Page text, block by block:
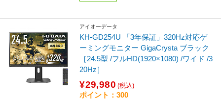
アイオーデータ
KH-GD254U 「3年保証」320Hz対応ゲ
ーミングモニター GigaCrysta ブラック
［24.5型 /フルHD(1920×1080) /ワイド /3
20Hz］
¥29,980 (税込)
ポイント：300